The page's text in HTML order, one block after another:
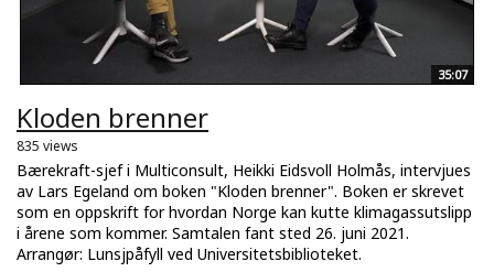
35:07
Kloden brenner
835 views
Bærekraft-sjef i Multiconsult, Heikki Eidsvoll Holmås, intervjues
av Lars Egeland om boken "Kloden brenner". Boken er skrevet
som en oppskrift for hvordan Norge kan kutte klimagassutslipp
i årene som kommer. Samtalen fant sted 26. juni 2021.
Arrangør: Lunsjpåfyll ved Universitetsbiblioteket.